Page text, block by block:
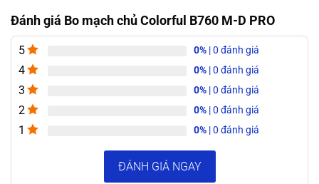
mẽ cho các tác vụ hàng ngày và ứng dụng nặng.
B760M-D PRO được thiết kế với sự chú trọng đến độ ổn
định và bảo vệ. Với sáu công nghệ bảo vệ khác nhau và
kiểm tra nghiêm ngặt qua 200 quy trình, sản phẩm đảm
bảo hoạt động ổn định và an toàn trong mọi tình huống.
Đánh giá Bo mạch chủ Colorful B760 M-D PRO
5 0% | 0 đánh giá
4 0% | 0 đánh giá
3 0% | 0 đánh giá
2 0% | 0 đánh giá
1 0% | 0 đánh giá
ĐÁNH GIÁ NGAY